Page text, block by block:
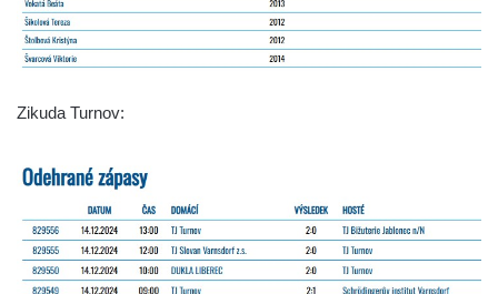
Zikuda Turnov: